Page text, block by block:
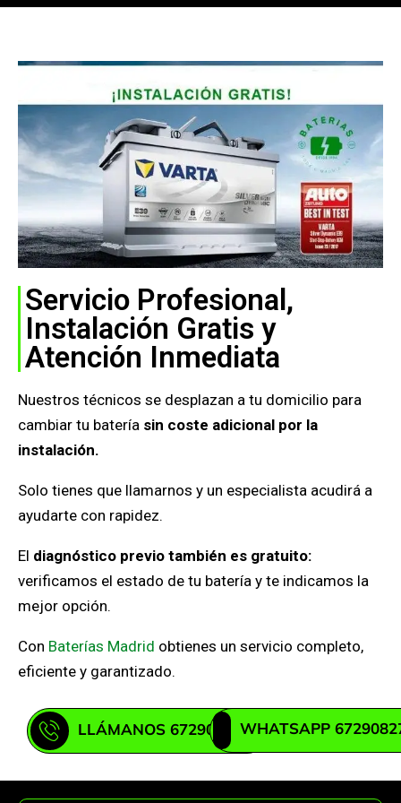
Servicio Profesional,
Instalación Gratis y
Atención Inmediata
Nuestros técnicos se desplazan a tu domicilio para
cambiar tu batería sin coste adicional por la
instalación.
Solo tienes que llamarnos y un especialista acudirá a
ayudarte con rapidez.
El diagnóstico previo también es gratuito:
verificamos el estado de tu batería y te indicamos la
mejor opción.
Con Baterías Madrid obtienes un servicio completo,
eficiente y garantizado.
LLÁMANOS 672908271WHATSAPP